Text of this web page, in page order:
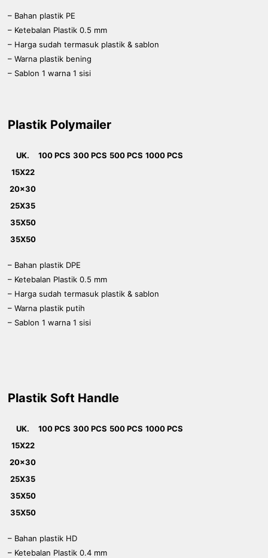
– Bahan plastik PE
– Ketebalan Plastik 0.5 mm
– Harga sudah termasuk plastik & sablon
– Warna plastik bening
– Sablon 1 warna 1 sisi
Plastik Polymailer
UK. 100 PCS 300 PCS 500 PCS 1000 PCS
15X22
20x30
25X35
35X50
35X50
– Bahan plastik DPE
– Ketebalan Plastik 0.5 mm
– Harga sudah termasuk plastik & sablon
– Warna plastik putih
– Sablon 1 warna 1 sisi
Plastik Soft Handle
UK. 100 PCS 300 PCS 500 PCS 1000 PCS
15X22
20x30
25X35
35X50
35X50
– Bahan plastik HD
– Ketebalan Plastik 0.4 mm